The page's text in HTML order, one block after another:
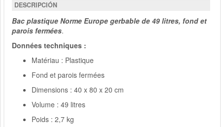
DESCRIPCIÓN
Bac plastique Norme Europe gerbable de 49 litres, fond et
parois fermées.
Données techniques :
Matériau : Plastique
Fond et parois fermées
Dimensions : 40 x 80 x 20 cm
Volume : 49 litres
Poids : 2,7 kg